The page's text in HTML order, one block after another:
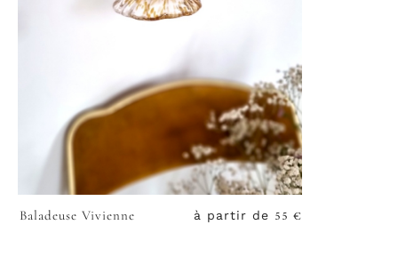
Baladeuse Vivienne à partir de 55 €